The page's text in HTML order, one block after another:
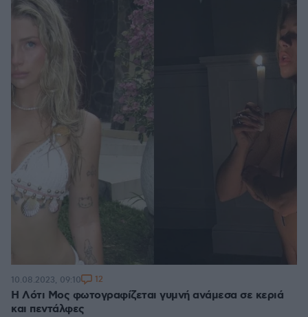
Η Λότι Μος φωτογραφίζεται γυμνή ανάμεσα σε κεριά
και πεντάλφες
10.08.2023, 09:10 12